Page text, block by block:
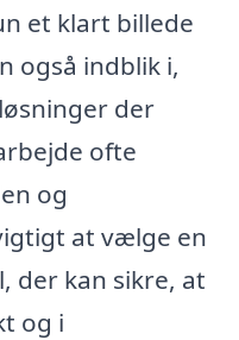
et klart billede
også indblik i,
der
ofte
og
at vælge en
der kan sikre, at
og i